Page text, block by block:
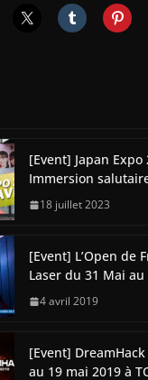
[Event] Japan Expo
Immersion
18 juillet 2023
[Event] L’Open de
Laser du 31 Mai au
4 avril 2019
[Event]
au 19 mai 2019 à